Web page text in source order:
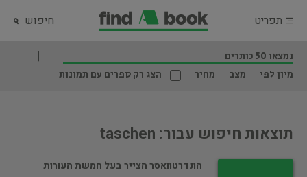
תפריט חיפוש
נמצאו 50 כותרים
מיון לפי
מצב מחיר הצג רק ספרים עם תמונות
תוצאות חיפוש עבור: taschen
הונדרטוואסר הצייר בעל חמשת העורות